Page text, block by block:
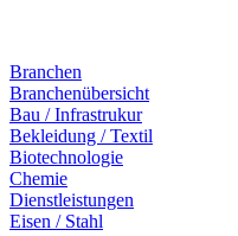
Branchen
Branchenübersicht
Bau / Infrastrukur
Bekleidung / Textil
Biotechnologie
Chemie
Dienstleistungen
Eisen / Stahl